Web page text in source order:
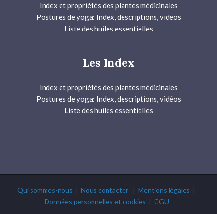
Index et propriétés des plantes médicinales
Postures de yoga: Index, descriptions, vidéos
Liste des huiles essentielles
Les Index
Index et propriétés des plantes médicinales
Postures de yoga: Index, descriptions, vidéos
Liste des huiles essentielles
Qui sommes-nous | Nous contacter| Mentions légales |
Données personnelles et cookies | CGU